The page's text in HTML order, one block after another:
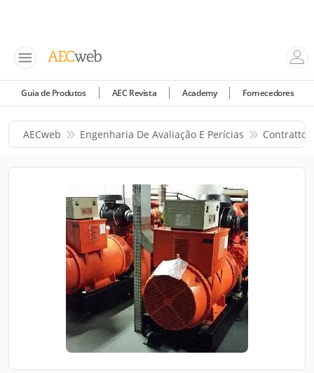
Guia de Produtos AEC Revista Academy Fornecedores
AECweb Engenharia De Avaliação E Perícias Contratto